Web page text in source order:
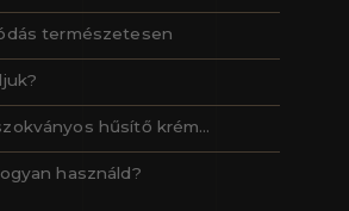
természetesen
hűsítő krém…
használd?